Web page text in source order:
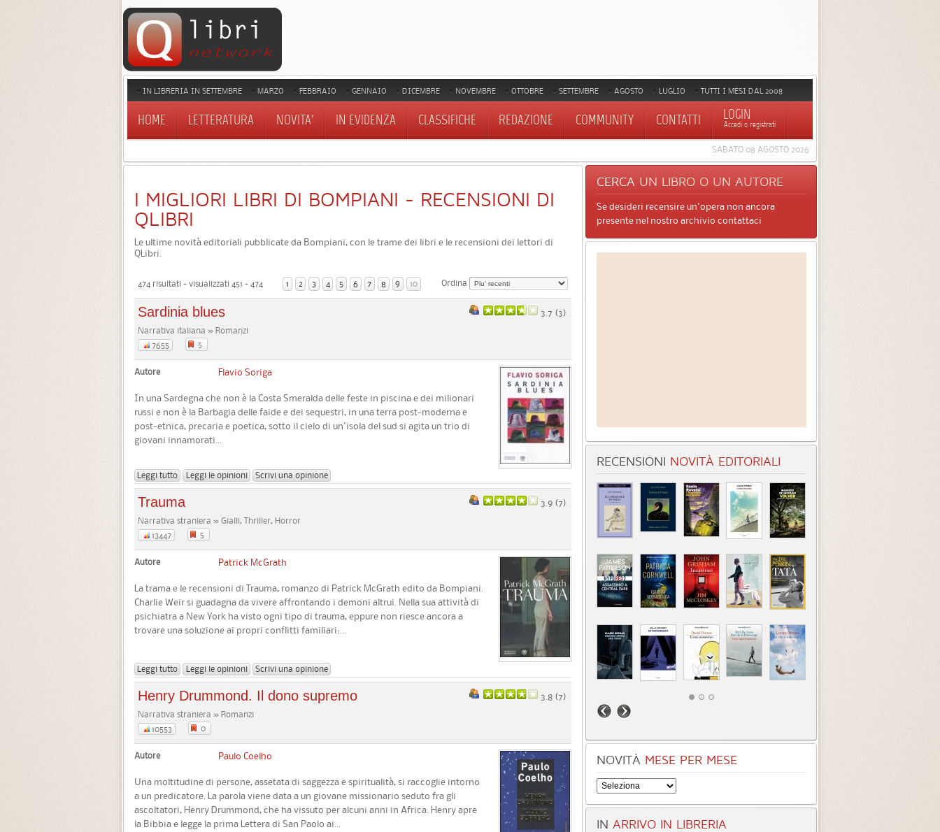
IN LIBRERIA IN SETTEMBRE MARZO FEBBRAIO GENNAIO DICEMBRE NOVEMBRE OTTOBRE SETTEMBRE AGOSTO LUGLIO TUTTI I MESI DAL 2008
HOME LETTERATURA NOVITA' IN EVIDENZA CLASSIFICHE REDAZIONE COMMUNITY CONTATTI LOGIN
Accedi o registrati
SABATO 08 AGOSTO 2026
I MIGLIORI LIBRI DI BOMPIANI - RECENSIONI DI
QLIBRI
Le ultime novità editoriali pubblicate da Bompiani, con le trame dei libri e le recensioni dei lettori di
QLibri.
474 risultati - visualizzati 451 - 474 1 2 3 4 5 6 7 8 9 10 Ordina
3.7 (3)
Sardinia blues
Narrativa italiana » Romanzi
7655
5
Autore Flavio Soriga
In una Sardegna che non è la Costa Smeralda delle feste in piscina e dei milionari
russi e non è la Barbagia delle faide e dei sequestri, in una terra post-moderna e
post-etnica, precaria e poetica, sotto il cielo di un'isola del sud si agita un trio di
giovani innamorati...
Leggi tutto Leggi le opinioni Scrivi una opinione
3.9 (7)
Trauma
Narrativa straniera » Gialli, Thriller, Horror
13447
5
Autore Patrick McGrath
La trama e le recensioni di Trauma, romanzo di Patrick McGrath edito da Bompiani.
Charlie Weir si guadagna da vivere affrontando i demoni altrui. Nella sua attività di
psichiatra a New York ha visto ogni tipo di trauma, eppure non riesce ancora a
trovare una soluzione ai propri conflitti familiari:...
Leggi tutto Leggi le opinioni Scrivi una opinione
3.8 (7)
Henry Drummond. Il dono supremo
Narrativa straniera » Romanzi
10553
0
Autore Paulo Coelho
Una moltitudine di persone, assetata di saggezza e spiritualità, si raccoglie intorno
a un predicatore. La parola viene data a un giovane missionario seduto fra gli
ascoltatori, Henry Drummond, che ha vissuto per alcuni anni in Africa. Henry apre
la Bibbia e legge la prima Lettera di San Paolo ai...
CERCA UN LIBRO O UN AUTORE
Se desideri recensire un'opera non ancora
presente nel nostro archivio contattaci
RECENSIONI NOVITÀ EDITORIALI
NOVITÀ MESE PER MESE
IN ARRIVO IN LIBRERIA